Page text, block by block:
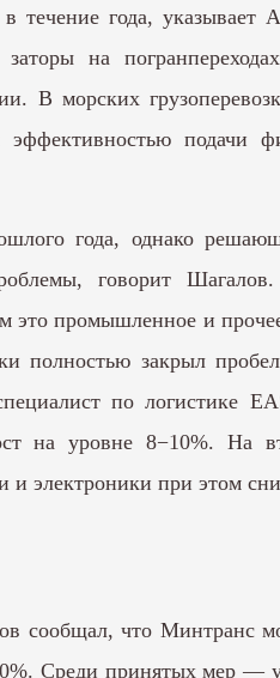
в течение года,
на
В морских
подачи
года, однако
говорит
промышленное и
полностью закрыл
по логистике
на уровне 8−10%. На
электроники при этом
сообщал, что Минтранс
Среди принятых мер —